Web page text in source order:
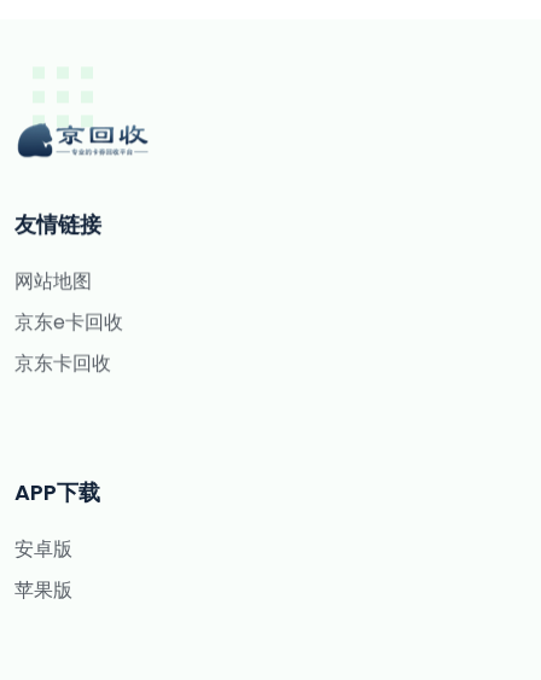
友情链接
网站地图
京东e卡回收
京东卡回收
APP下载
安卓版
苹果版